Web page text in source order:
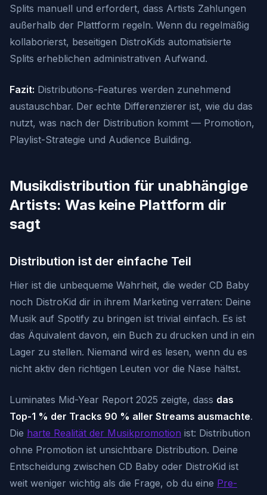
Splits manuell und erfordert, dass Artists Zahlungen
außerhalb der Plattform regeln. Wenn du regelmäßig
kollaborierst, beseitigen DistroKids automatisierte
Splits erheblichen administrativen Aufwand.
Fazit: Distributions-Features werden zunehmend
austauschbar. Der echte Differenzierer ist, wie du das
nutzt, was nach der Distribution kommt — Promotion,
Playlist-Strategie und Audience Building.
Musikdistribution für unabhängige
Artists: Was keine Plattform dir
sagt
Distribution ist der einfache Teil
Hier ist die unbequeme Wahrheit, die weder CD Baby
noch DistroKid dir in ihrem Marketing verraten: Deine
Musik auf Spotify zu bringen ist trivial einfach. Es ist
das Äquivalent davon, ein Buch zu drucken und in ein
Lager zu stellen. Niemand wird es lesen, wenn du es
nicht aktiv den richtigen Leuten vor die Nase hältst.
Luminates Mid-Year Report 2025 zeigte, dass das
Top-1 % der Tracks 90 % aller Streams ausmachte.
Die harte Realität der Musikpromotion ist: Distribution
ohne Promotion ist unsichtbare Distribution. Deine
Entscheidung zwischen CD Baby oder DistroKid ist
weit weniger wichtig als die Frage, ob du eine Pre-